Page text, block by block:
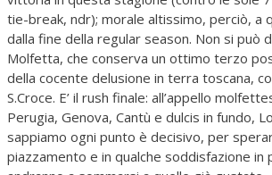
tie-break, ndr); morale altissimo, perciò, a
dalla fine della regular season. Non si può
Molfetta, che conserva un ottimo terzo
della cocente delusione in terra toscana,
S.Croce. E’ il rush finale: all’appello
Perugia, Genova, Cantù e dulcis in fundo,
sappiamo ogni punto è decisivo, per
piazzamento e in qualche soddisfazione in